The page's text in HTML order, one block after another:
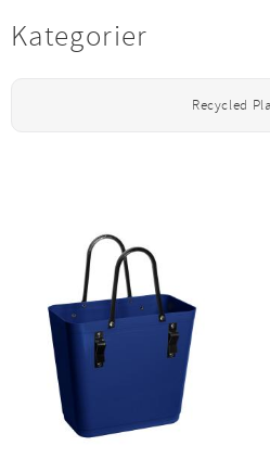
Kategorier
Recycled